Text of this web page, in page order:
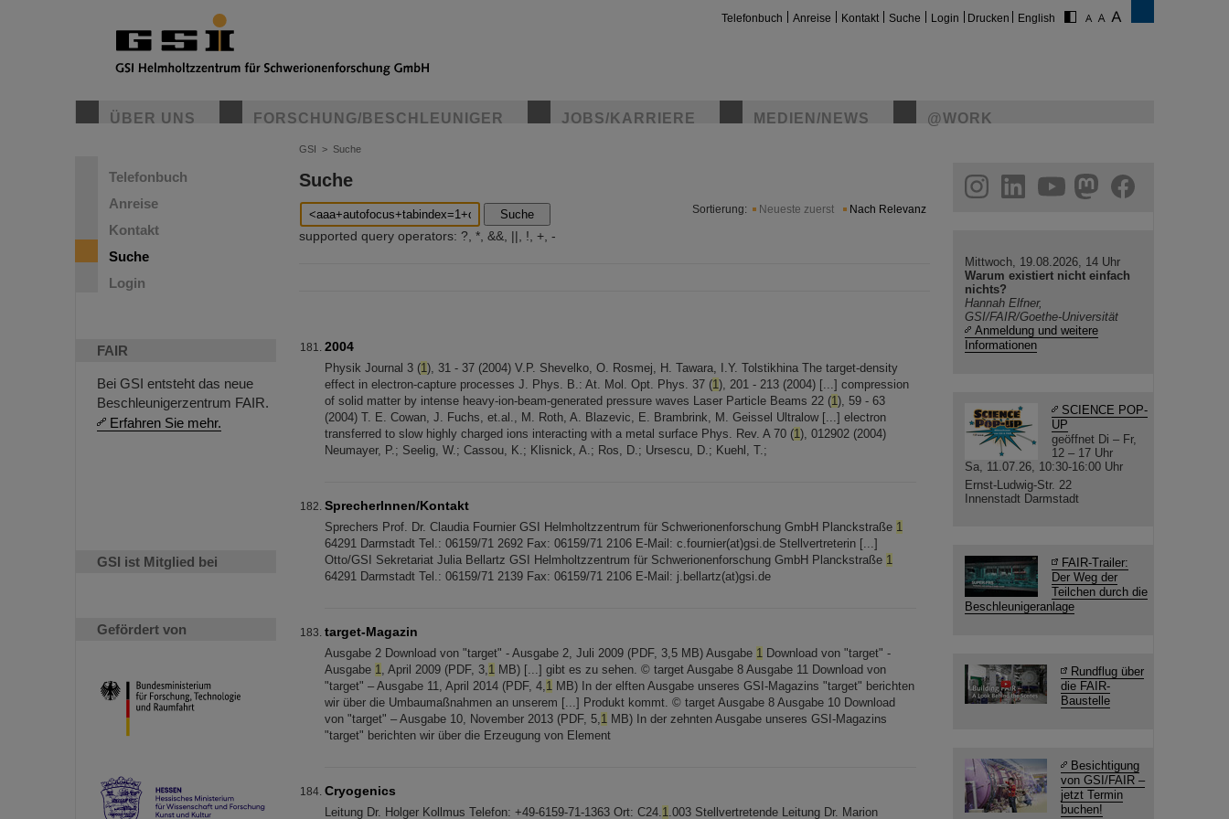
Telefonbuch Anreise Kontakt Suche Login Drucken English
ÜBER UNS FORSCHUNG/BESCHLEUNIGER JOBS/KARRIERE MEDIEN/NEWS @WORK
Telefonbuch
Anreise
Kontakt
Suche
Login
FAIR
Bei GSI entsteht das neue
Beschleunigerzentrum FAIR.
Erfahren Sie mehr.
GSI ist Mitglied bei
Gefördert von
GSI > Suche
Suche
Suche
supported query operators: ?, *, &&, ||, !, +, -
Sortierung: Neueste zuerst Nach Relevanz
2004
Physik Journal 3 (1), 31 - 37 (2004) V.P. Shevelko, O. Rosmej, H. Tawara, I.Y. Tolstikhina The target-density
effect in electron-capture processes J. Phys. B.: At. Mol. Opt. Phys. 37 (1), 201 - 213 (2004) [...] compression
of solid matter by intense heavy-ion-beam-generated pressure waves Laser Particle Beams 22 (1), 59 - 63
(2004) T. E. Cowan, J. Fuchs, et.al., M. Roth, A. Blazevic, E. Brambrink, M. Geissel Ultralow [...] electron
transferred to slow highly charged ions interacting with a metal surface Phys. Rev. A 70 (1), 012902 (2004)
Neumayer, P.; Seelig, W.; Cassou, K.; Klisnick, A.; Ros, D.; Ursescu, D.; Kuehl, T.;
SprecherInnen/Kontakt
Sprechers Prof. Dr. Claudia Fournier GSI Helmholtzzentrum für Schwerionenforschung GmbH Planckstraße 1
64291 Darmstadt Tel.: 06159/71 2692 Fax: 06159/71 2106 E-Mail: c.fournier(at)gsi.de Stellvertreterin [...]
Otto/GSI Sekretariat Julia Bellartz GSI Helmholtzzentrum für Schwerionenforschung GmbH Planckstraße 1
64291 Darmstadt Tel.: 06159/71 2139 Fax: 06159/71 2106 E-Mail: j.bellartz(at)gsi.de
target-Magazin
Ausgabe 2 Download von "target" - Ausgabe 2, Juli 2009 (PDF, 3,5 MB) Ausgabe 1 Download von "target" -
Ausgabe 1, April 2009 (PDF, 3,1 MB) [...] gibt es zu sehen. © target Ausgabe 8 Ausgabe 11 Download von
"target" – Ausgabe 11, April 2014 (PDF, 4,1 MB) In der elften Ausgabe unseres GSI-Magazins "target" berichten
wir über die Umbaumaßnahmen an unserem [...] Produkt kommt. © target Ausgabe 8 Ausgabe 10 Download
von "target" – Ausgabe 10, November 2013 (PDF, 5,1 MB) In der zehnten Ausgabe unseres GSI-Magazins
"target" berichten wir über die Erzeugung von Element
Cryogenics
Leitung Dr. Holger Kollmus Telefon: +49-6159-71-1363 Ort: C24.1.003 Stellvertretende Leitung Dr. Marion
helmholtz.social
facebook
Mittwoch, 19.08.2026, 14 Uhr
Warum existiert nicht einfach
nichts?
Hannah Elfner,
GSI/FAIR/Goethe-Universität
Anmeldung und weitere
Informationen
SCIENCE POP-
UP
geöffnet Di – Fr,
12 – 17 Uhr
Sa, 11.07.26, 10:30-16:00 Uhr
Ernst-Ludwig-Str. 22
Innenstadt Darmstadt
FAIR-Trailer:
Der Weg der
Teilchen durch die
Beschleunigeranlage
Rundflug über
die FAIR-
Baustelle
Besichtigung
von GSI/FAIR –
jetzt Termin
buchen!